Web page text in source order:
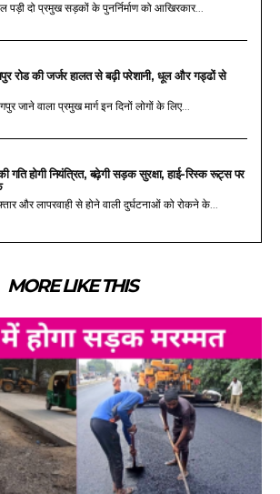
दो प्रमुख सड़कों के पुनर्निर्माण को आखिरकार...
रोड की जर्जर हालत से बढ़ी परेशानी, धूल और गड्ढों से
जाने वाला प्रमुख मार्ग इन दिनों लोगों के लिए...
गति होगी नियंत्रित, बढ़ेगी सड़क सुरक्षा, हाई-रिस्क रूट्स पर
और लापरवाही से होने वाली दुर्घटनाओं को रोकने के...
MORE LIKE THIS